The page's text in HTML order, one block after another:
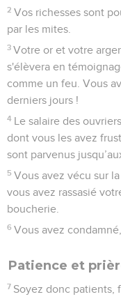
2 Vos richesses sont
par les mites.
3 Votre or et votre
s'élèvera en
comme un feu. Vous
derniers jours !
4 Le salaire des
dont vous les avez
sont parvenus
5 Vous avez vécu sur
vous avez rassasié
boucherie.
6 Vous avez
Patience et
7 Soyez donc patients,